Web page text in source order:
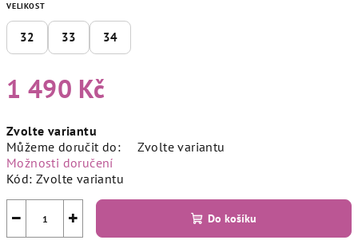
VELIKOST
32 33 34
1 490 Kč
cena:
Zvolte variantu
Můžeme doručit do:
Zvolte variantu
Možnosti doručení
Kód: Zvolte variantu
+
− Do košíku